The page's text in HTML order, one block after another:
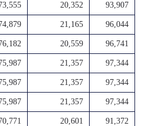
20,352 93,907
21,165 96,044
20,559 96,741
21,357 97,344
21,357 97,344
21,357 97,344
20,601 91,372